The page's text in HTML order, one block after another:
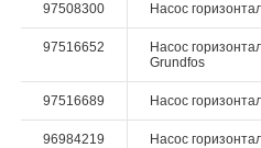
97508300 Насос
97516652
Насос
Grundfos
97516689 Насос
96984219 Насос